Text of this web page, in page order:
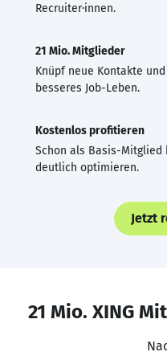
Recruiter·innen.
21 Mio. Mitglieder
Knüpf neue Kontakte
besseres Job-Leben.
Kostenlos profitieren
Schon als Basis-Mitglied
deutlich optimieren.
Jetzt
21 Mio. XING